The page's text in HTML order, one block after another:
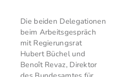
Die beiden Delegationen
beim Arbeitsgespräch
mit Regierungsrat
Hubert Büchel und
Benoît Revaz, Direktor